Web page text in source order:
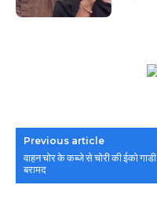
Previous article
वाहन चोर के कब्जे से चोरी की ईको गाडी
बरामद